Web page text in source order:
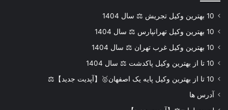
10 بهترین وکیل تجریش ⚖️ سال 1404
10 بهترین وکیل تهرانپارس ⚖️ سال 1404
10 بهترین وکیل غرب تهران ⚖️ سال 1404
10 تا از بهترین وکیل پاکدشت ⚖️ سال 1404
10 تا از بهترین وکیل پایه یک اصفهان🥇【آپدیت جدید】⚖️
آدرس ها